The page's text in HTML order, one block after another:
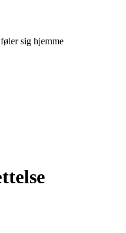
sig hjemme